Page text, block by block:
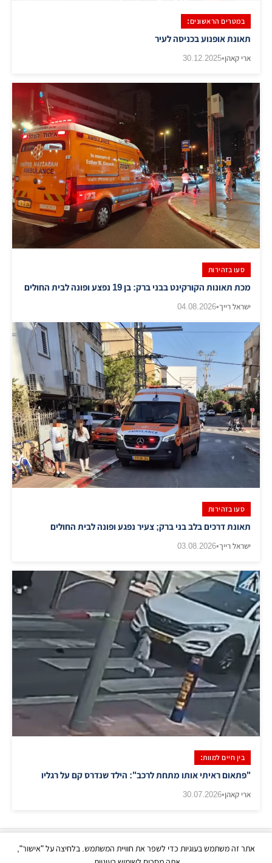
במטרים הראשונים:
תאונת אופנוע בכניסה לעיר
ארי קאהן•
30.12.2025
סעו בזהירות
מכת תאונות הקורקינט בבני ברק: בן 19 נפצע ופונה לבית החולים
ישראל רייך•
04.08.2026
סעו בזהירות
תאונת דרכים בלב בני ברק; צעיר נפגע ופונה לבית החולים
ישראל רייך•
03.08.2026
בין חיים למוות:
"פתאום ראיתי אותו מתחת לרכב": הילד שנדרס קם על רגליו
ארי קאהן•
30.07.2026
אתר זה משתמש בעוגיות כדי לשפר את חוויית המשתמש. בלחיצה על "אישור",
כל הזכויות שמורות | © בני ברק עכשיו 2026